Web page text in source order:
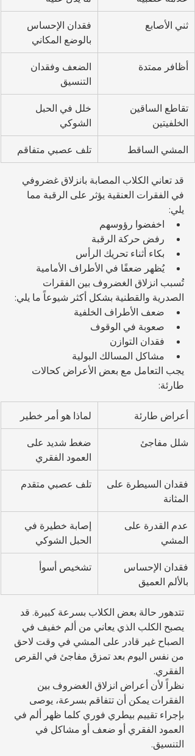
ثني الأصابع
فقدان الإحساس
بالوضع المكاني
أظافر ممتدة
الضعف وفقدان
التنسيق
تقاطع الساقين
الخلفيتين
خلل في الحبل
الشوكي
المشي الساقط تلف عصبي متفاقم
قد تعاني الكلاب المصابة بانزلاق غضروفي
في الفقرات العنقية يؤثر على الرقبة مما
يلي:
اخفضوا رؤوسهم
رفض حركة الرقبة
بكاء أثناء تحريك الرأس
يُظهر ضعفًا في الأطراف الأمامية
تُسبب انزلاق الغضروف بين الفقرات
الصدرية والقطنية بشكل أكثر شيوعاً ما يلي:
ضعف الأطراف الخلفية
صعوبة في الوقوف
فقدان التوازن
مشاكل المسالك البولية
يجب التعامل مع بعض الأعراض كحالات
طارئة:
أعراض طارئة لماذا هو أمر خطير
شلل مفاجئ
ضغط شديد على
العمود الفقري
فقدان السيطرة على
المثانة
تلف عصبي متقدم
عدم القدرة على
المشي
إصابة خطيرة في
الحبل الشوكي
فقدان الإحساس
بالألم العميق
تشخيص أسوأ
تتدهور حالة بعض الكلاب بسرعة كبيرة. قد
يصبح الكلب الذي يعاني من ألم خفيف في
الصباح غير قادر على المشي في وقت لاحق
من نفس اليوم بعد تمزق مفاجئ في القرص
الفقري.
نظراً لأن أعراض انزلاق الغضروف بين
الفقرات يمكن أن تتفاقم بسرعة، يوصى
بإجراء تقييم بيطري فوري كلما ظهر ألم في
العمود الفقري أو ضعف أو مشاكل في
التنسيق.